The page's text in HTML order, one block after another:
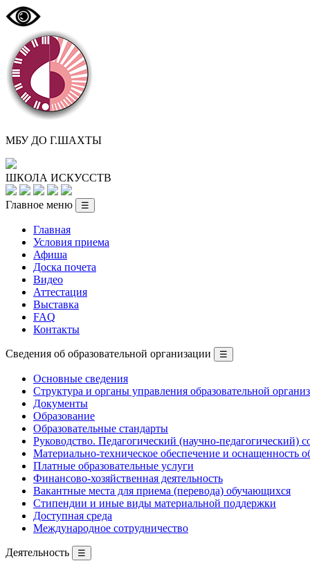
МБУ ДО Г.ШАХТЫ
ШКОЛА ИСКУССТВ
Главное меню ☰
Главная
Условия приема
Афиша
Доска почета
Видео
Аттестация
Выставка
FAQ
Контакты
Сведения об образовательной организации ☰
Основные сведения
Структура и органы управления образовательной
Документы
Образование
Образовательные стандарты
Руководство. Педагогический (научно-педагогический)
Материально-техническое обеспечение и оснащенность
Платные образовательные услуги
Финансово-хозяйственная деятельность
Вакантные места для приема (перевода) обучающихся
Стипендии и иные виды материальной поддержки
Доступная среда
Международное сотрудничество
Деятельность ☰